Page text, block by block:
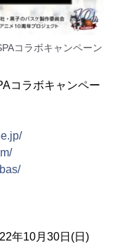
コラボキャンペーン
コラボキャンペー
年10月30日(日)